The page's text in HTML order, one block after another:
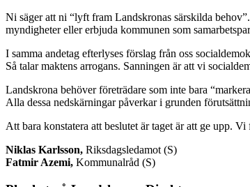
Ni säger att ni “lyft fram Landskronas särskilda
myndigheter eller erbjuda kommunen som
I samma andetag efterlyses förslag från oss
Så talar maktens arrogans. Sanningen är att vi
Landskrona behöver företrädare som inte bara
Alla dessa nedskärningar påverkar i grunden
Att bara konstatera att beslutet är taget är att ge upp.
Niklas Karlsson, Riksdagsledamot (S)
Fatmir Azemi, Kommunalråd (S)